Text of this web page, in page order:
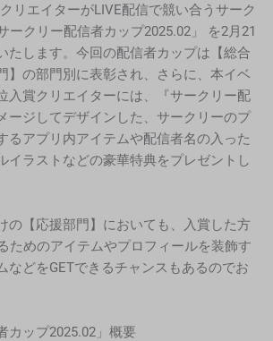
リエイターがLIVE配信で競い合うサーク
ークリー配信者カップ2025.02」 を2月21
たします。今回の配信者カップは【総合
】の部門別に表彰され、さらに、本イベ
入賞クリエイターには、『サークリー配
ージしてデザインした、サークリーのプ
るアプリ内アイテムや配信者名の入った
イラストなどの豪華特典をプレゼントし
の【応援部門】においても、入賞した方
ためのアイテムやプロフィールを装飾す
などをGETできるチャンスもあるのでお
カップ2025.02」概要